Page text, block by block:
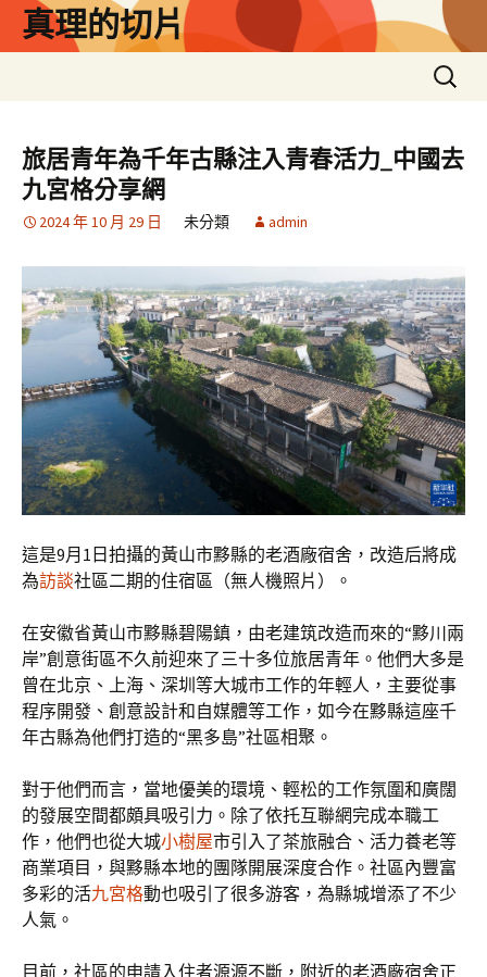
真理的切片
搜
尋
鍵
字:
旅居青年為千年古縣注入青春活力_中國去
九宮格分享網
2024 年 10 月 29 日 未分類 admin
這是9月1日拍攝的黃山市黟縣的老酒廠宿舍，改造后將成
為訪談社區二期的住宿區（無人機照片）。
在安徽省黃山市黟縣碧陽鎮，由老建筑改造而來的“黟川兩
岸”創意街區不久前迎來了三十多位旅居青年。他們大多是
曾在北京、上海、深圳等大城市工作的年輕人，主要從事
程序開發、創意設計和自媒體等工作，如今在黟縣這座千
年古縣為他們打造的“黑多島”社區相聚。
對于他們而言，當地優美的環境、輕松的工作氛圍和廣闊
的發展空間都頗具吸引力。除了依托互聯網完成本職工
作，他們也從大城小樹屋市引入了茶旅融合、活力養老等
商業項目，與黟縣本地的團隊開展深度合作。社區內豐富
多彩的活九宮格動也吸引了很多游客，為縣城增添了不少
人氣。
目前，社區的申請入住者源源不斷，附近的老酒廠宿舍正